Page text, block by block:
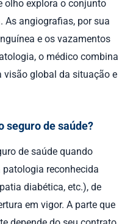
olho explora o conjunto
As angiografias, por sua
e os vazamentos
o médico combina
visão global da situação e
seguro de saúde?
de saúde quando
reconhecida
diabética, etc.), de
em vigor. A parte que